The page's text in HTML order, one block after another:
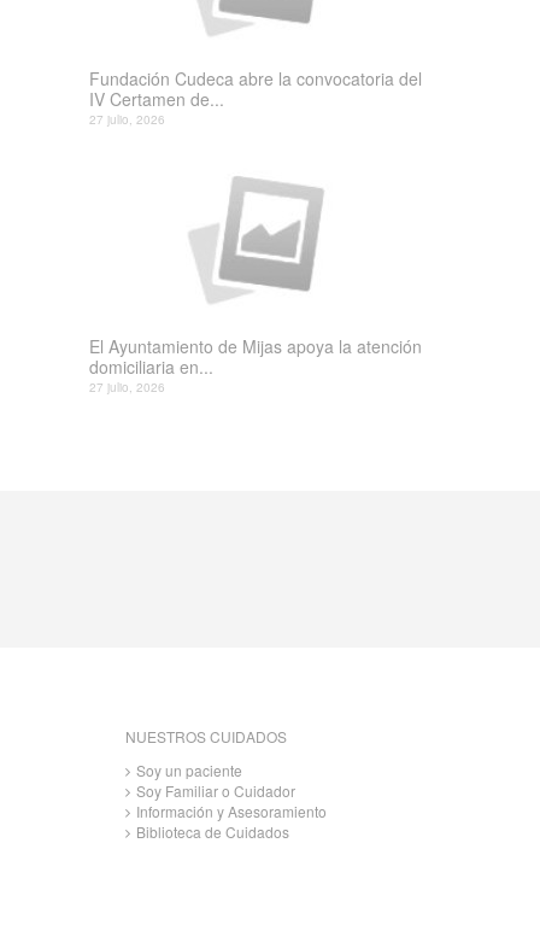
Fundación Cudeca abre la convocatoria del
IV Certamen de...
27 julio, 2026
El Ayuntamiento de Mijas apoya la atención
domiciliaria en...
27 julio, 2026
NUESTROS CUIDADOS
Soy un paciente
Soy Familiar o Cuidador
Información y Asesoramiento
Biblioteca de Cuidados